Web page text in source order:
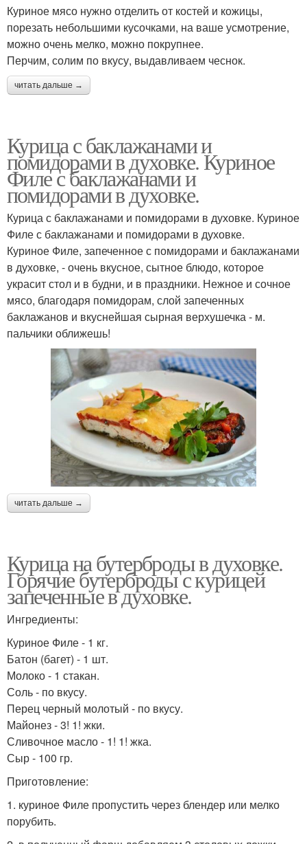
Куриное мясо нужно отделить от костей и кожицы,
порезать небольшими кусочками, на ваше усмотрение,
можно очень мелко, можно покрупнее.
Перчим, солим по вкусу, выдавливаем чеснок.
читать дальше →
Курица с баклажанами и
помидорами в духовке. Куриное
Филе с баклажанами и
помидорами в духовке.
Курица с баклажанами и помидорами в духовке. Куриное
Филе с баклажанами и помидорами в духовке.
Куриное Филе, запеченное с помидорами и баклажанами
в духовке, - очень вкусное, сытное блюдо, которое
украсит стол и в будни, и в праздники. Нежное и сочное
мясо, благодаря помидорам, слой запеченных
баклажанов и вкуснейшая сырная верхушечка - м.
пальчики оближешь!
читать дальше →
Курица на бутерброды в духовке.
Горячие бутерброды с курицей
запеченные в духовке.
Ингредиенты:
Куриное Филе - 1 кг.
Батон (багет) - 1 шт.
Молоко - 1 стакан.
Соль - по вкусу.
Перец черный молотый - по вкусу.
Майонез - 3! 1! жки.
Сливочное масло - 1! 1! жка.
Сыр - 100 гр.
Приготовление:
1. куриное Филе пропустить через блендер или мелко
порубить.